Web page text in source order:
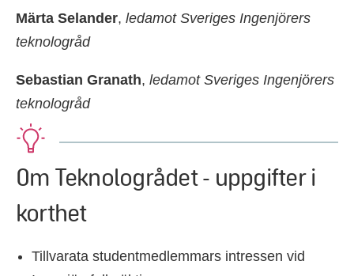
Märta Selander, ledamot Sveriges Ingenjörers
teknologråd
Sebastian Granath, ledamot Sveriges Ingenjörers
teknologråd
Om Teknologrådet - uppgifter i
korthet
Tillvarata studentmedlemmars intressen vid